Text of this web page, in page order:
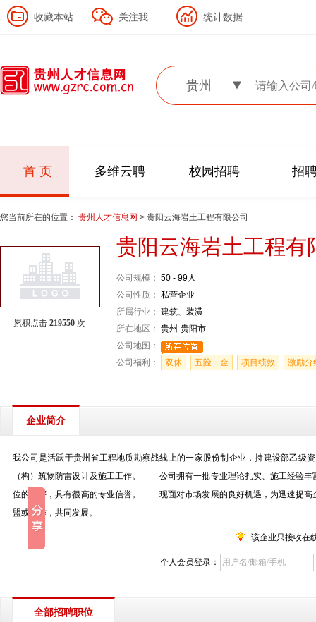
收藏本站 关注我 统计数据
贵州
首 页 多维云聘 校园招聘 招
您当前所在的位置： 贵州人才信息网 > 贵阳云海岩土工程有限公司
累积点击 219550 次
贵阳云海岩土工程有
公司规模： 50 - 99人
公司性质： 私营企业
所属行业： 建筑、装潢
所在地区： 贵州-贵阳市
公司地图：
公司福利：
双休 五险一金 项目绩效 激励分
企业简介
我公司是活跃于贵州省工程地质勘察战线上的一家股份制企业，持建设部乙级
（构）筑物防雷设计及施工工作。 公司拥有一批专业理论扎实、施工经验丰
位的好评，具有很高的专业信誉。 现面对市场发展的良好机遇，为迅速提高
盟或合作，共同发展。
该企业只接收在
个人会员登录：
全部招聘职位